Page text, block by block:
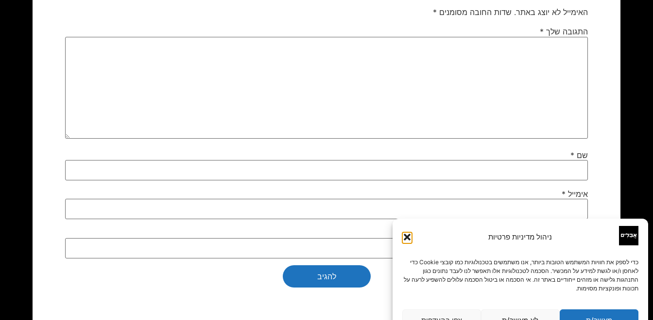
ניהול מדיניות פרטיות
כדי לספק את חוויות המשתמש הטובות ביותר, אנו משתמשים בטכנולוגיות כמו קובצי Cookie כדי
לאחסן ו/או לגשת למידע על המכשיר. הסכמה לטכנולוגיות אלו תאפשר לנו לעבד נתונים כגון
התנהגות גלישה או מזהים ייחודיים באתר זה. אי הסכמה או ביטול הסכמה עלולים להשפיע לרעה על
תכונות ופונקציות מסוימות.
האימייל לא יוצג באתר. שדות החובה מסומנים *
התגובה שלך *
שם *
אימייל *